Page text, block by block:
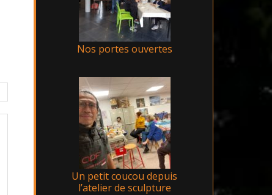
Nos portes ouvertes
Un petit coucou depuis
l’atelier de sculpture